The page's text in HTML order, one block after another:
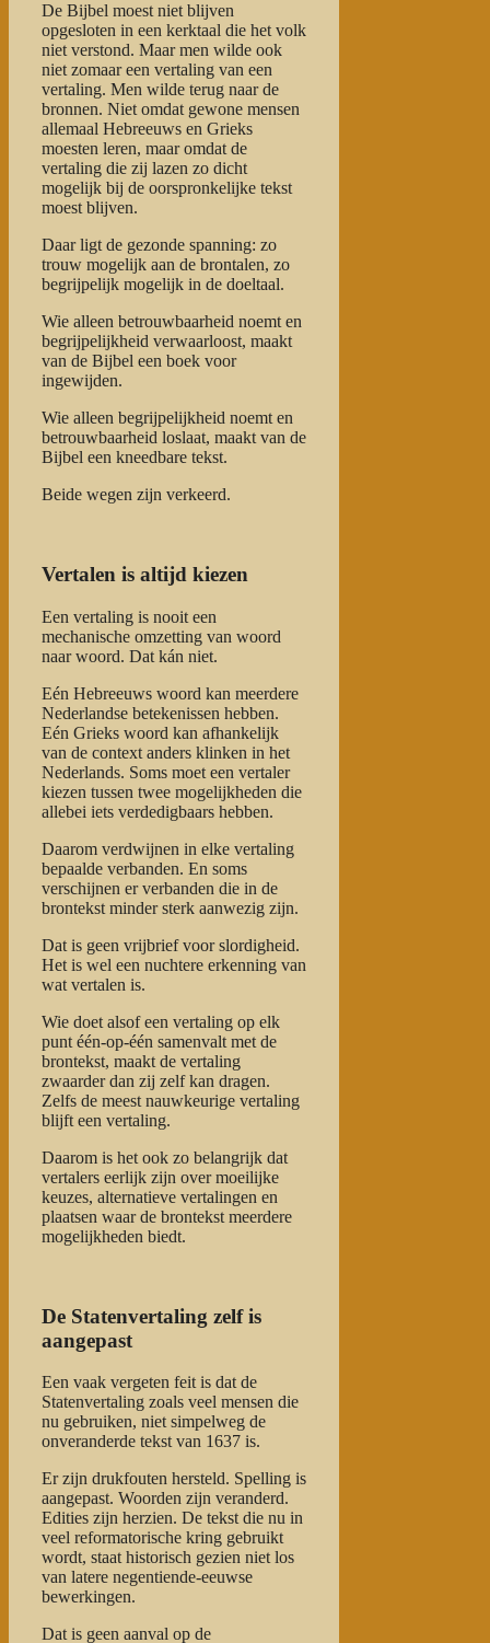
De Bijbel moest niet blijven
opgesloten in een kerktaal die het volk
niet verstond. Maar men wilde ook
niet zomaar een vertaling van een
vertaling. Men wilde terug naar de
bronnen. Niet omdat gewone mensen
allemaal Hebreeuws en Grieks
moesten leren, maar omdat de
vertaling die zij lazen zo dicht
mogelijk bij de oorspronkelijke tekst
moest blijven.
Daar ligt de gezonde spanning: zo
trouw mogelijk aan de brontalen, zo
begrijpelijk mogelijk in de doeltaal.
Wie alleen betrouwbaarheid noemt en
begrijpelijkheid verwaarloost, maakt
van de Bijbel een boek voor
ingewijden.
Wie alleen begrijpelijkheid noemt en
betrouwbaarheid loslaat, maakt van de
Bijbel een kneedbare tekst.
Beide wegen zijn verkeerd.
Vertalen is altijd kiezen
Een vertaling is nooit een
mechanische omzetting van woord
naar woord. Dat kán niet.
Eén Hebreeuws woord kan meerdere
Nederlandse betekenissen hebben.
Eén Grieks woord kan afhankelijk
van de context anders klinken in het
Nederlands. Soms moet een vertaler
kiezen tussen twee mogelijkheden die
allebei iets verdedigbaars hebben.
Daarom verdwijnen in elke vertaling
bepaalde verbanden. En soms
verschijnen er verbanden die in de
brontekst minder sterk aanwezig zijn.
Dat is geen vrijbrief voor slordigheid.
Het is wel een nuchtere erkenning van
wat vertalen is.
Wie doet alsof een vertaling op elk
punt één-op-één samenvalt met de
brontekst, maakt de vertaling
zwaarder dan zij zelf kan dragen.
Zelfs de meest nauwkeurige vertaling
blijft een vertaling.
Daarom is het ook zo belangrijk dat
vertalers eerlijk zijn over moeilijke
keuzes, alternatieve vertalingen en
plaatsen waar de brontekst meerdere
mogelijkheden biedt.
De Statenvertaling zelf is
aangepast
Een vaak vergeten feit is dat de
Statenvertaling zoals veel mensen die
nu gebruiken, niet simpelweg de
onveranderde tekst van 1637 is.
Er zijn drukfouten hersteld. Spelling is
aangepast. Woorden zijn veranderd.
Edities zijn herzien. De tekst die nu in
veel reformatorische kring gebruikt
wordt, staat historisch gezien niet los
van latere negentiende-eeuwse
bewerkingen.
Dat is geen aanval op de